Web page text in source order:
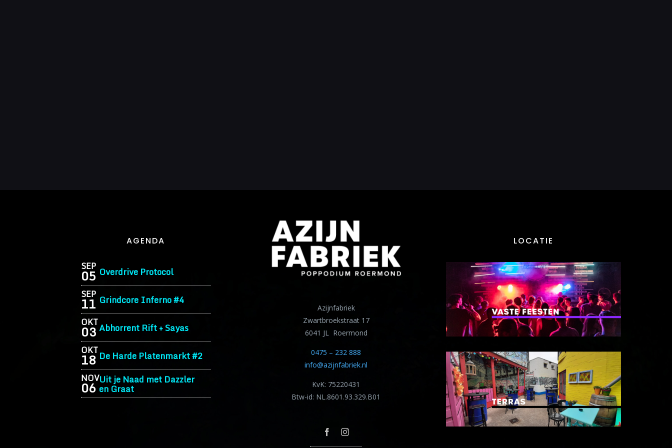
AGENDA
SEP
05 Overdrive Protocol
SEP
11 Grindcore Inferno #4
OKT
03 Abhorrent Rift + Sayas
OKT
18 De Harde Platenmarkt #2
NOV
06 Uit je Naad met Dazzler
en Graat
Azijnfabriek
Zwartbroekstraat 17
6041 JL Roermond
0475 – 232 888
info@azijnfabriek.nl
KvK: 75220431
Btw-id: NL.8601.93.329.B01
LOCATIE